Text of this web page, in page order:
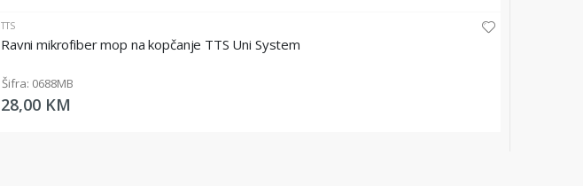
TTS
Ravni mikrofiber mop na kopčanje TTS Uni System
Šifra: 0688MB
28,00 KM